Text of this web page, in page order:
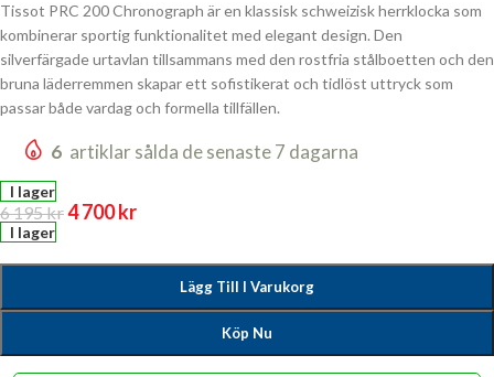
Tissot PRC 200 Chronograph är en klassisk schweizisk herrklocka som
kombinerar sportig funktionalitet med elegant design. Den
silverfärgade urtavlan tillsammans med den rostfria stålboetten och den
bruna läderremmen skapar ett sofistikerat och tidlöst uttryck som
passar både vardag och formella tillfällen.
6 artiklar sålda de senaste 7 dagarna
I lager
6 195kr4 700kr
I lager
Lägg Till I Varukorg
Köp Nu